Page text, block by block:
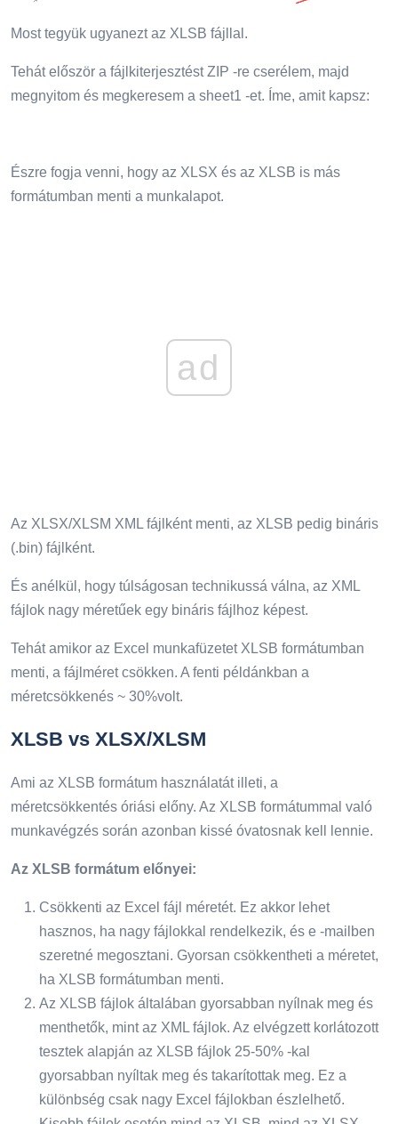
Most tegyük ugyanezt az XLSB fájllal.
Tehát először a fájlkiterjesztést ZIP -re cserélem, majd
megnyitom és megkeresem a sheet1 -et. Íme, amit kapsz:
Észre fogja venni, hogy az XLSX és az XLSB is más
formátumban menti a munkalapot.
ad
Az XLSX/XLSM XML fájlként menti, az XLSB pedig bináris
(.bin) fájlként.
És anélkül, hogy túlságosan technikussá válna, az XML
fájlok nagy méretűek egy bináris fájlhoz képest.
Tehát amikor az Excel munkafüzetet XLSB formátumban
menti, a fájlméret csökken. A fenti példánkban a
méretcsökkenés ~ 30%volt.
XLSB vs XLSX/XLSM
Ami az XLSB formátum használatát illeti, a
méretcsökkentés óriási előny. Az XLSB formátummal való
munkavégzés során azonban kissé óvatosnak kell lennie.
Az XLSB formátum előnyei:
Csökkenti az Excel fájl méretét. Ez akkor lehet
hasznos, ha nagy fájlokkal rendelkezik, és e -mailben
szeretné megosztani. Gyorsan csökkentheti a méretet,
ha XLSB formátumban menti.
Az XLSB fájlok általában gyorsabban nyílnak meg és
menthetők, mint az XML fájlok. Az elvégzett korlátozott
tesztek alapján az XLSB fájlok 25-50% -kal
gyorsabban nyíltak meg és takarítottak meg. Ez a
különbség csak nagy Excel fájlokban észlelhető.